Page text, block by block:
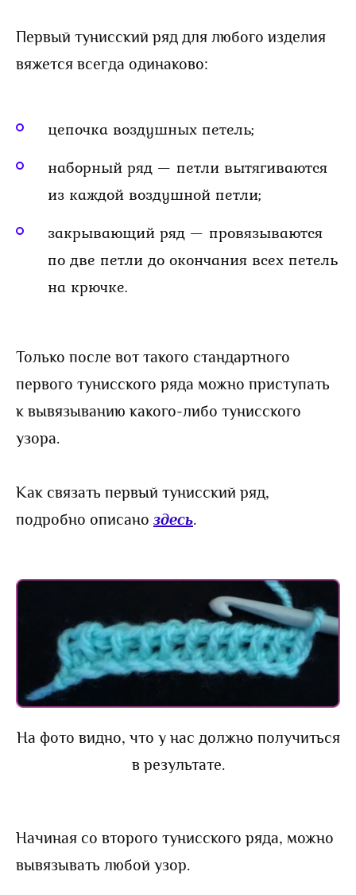
Первый тунисский ряд для любого изделия
вяжется всегда одинаково:
цепочка воздушных петель;
наборный ряд — петли вытягиваются
из каждой воздушной петли;
закрывающий ряд — провязываются
по две петли до окончания всех петель
на крючке.
Только после вот такого стандартного
первого тунисского ряда можно приступать
к вывязыванию какого-либо тунисского
узора.
Как связать первый тунисский ряд,
подробно описано здесь.
На фото видно, что у нас должно получиться
в результате.
Начиная со второго тунисского ряда, можно
вывязывать любой узор.